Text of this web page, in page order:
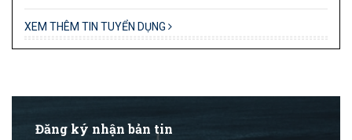
XEM THÊM TIN TUYỂN DỤNG
Đăng ký nhận bản tin